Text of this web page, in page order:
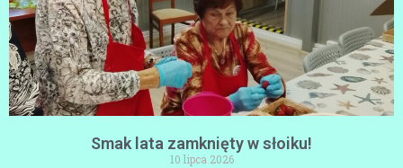
Smak lata zamknięty w słoiku!
10 lipca 2026